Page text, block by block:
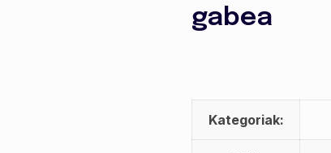
gabea
Kategoriak: